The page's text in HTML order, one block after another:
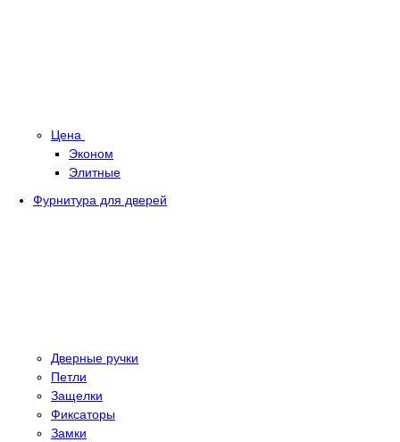
Цена
Эконом
Элитные
Фурнитура для дверей
Дверные ручки
Петли
Защелки
Фиксаторы
Замки